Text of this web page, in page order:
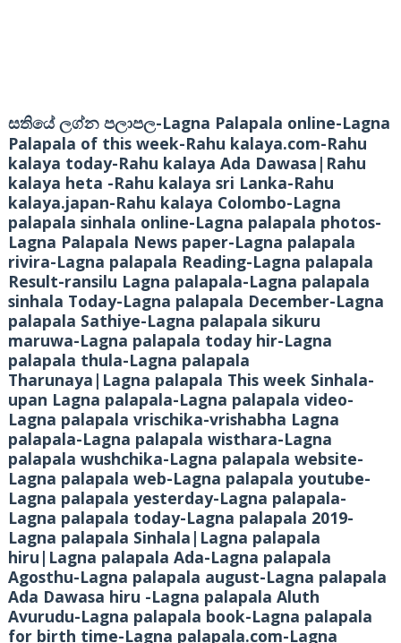
සතියේ ලග්න පලාපල-Lagna Palapala online-Lagna
Palapala of this week-Rahu kalaya.com-Rahu
kalaya today-Rahu kalaya Ada Dawasa|Rahu
kalaya heta -Rahu kalaya sri Lanka-Rahu
kalaya.japan-Rahu kalaya Colombo-Lagna
palapala sinhala online-Lagna palapala photos-
Lagna Palapala News paper-Lagna palapala
rivira-Lagna palapala Reading-Lagna palapala
Result-ransilu Lagna palapala-Lagna palapala
sinhala Today-Lagna palapala December-Lagna
palapala Sathiye-Lagna palapala sikuru
maruwa-Lagna palapala today hir-Lagna
palapala thula-Lagna palapala
Tharunaya|Lagna palapala This week Sinhala-
upan Lagna palapala-Lagna palapala video-
Lagna palapala vrischika-vrishabha Lagna
palapala-Lagna palapala wisthara-Lagna
palapala wushchika-Lagna palapala website-
Lagna palapala web-Lagna palapala youtube-
Lagna palapala yesterday-Lagna palapala-
Lagna palapala today-Lagna palapala 2019-
Lagna palapala Sinhala|Lagna palapala
hiru|Lagna palapala Ada-Lagna palapala
Agosthu-Lagna palapala august-Lagna palapala
Ada Dawasa hiru -Lagna palapala Aluth
Avurudu-Lagna palapala book-Lagna palapala
for birth time-Lagna palapala.com-Lagna